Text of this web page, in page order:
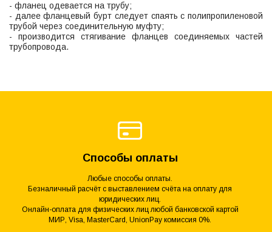
- фланец одевается на трубу;
- далее фланцевый бурт следует спаять с полипропиленовой
трубой через соединительную муфту;
- производится стягивание фланцев соединяемых частей
трубопровода.
Способы оплаты
Любые способы оплаты.
Безналичный расчёт с выставлением счёта на оплату для
юридических лиц.
Онлайн-оплата для физических лиц любой банковской картой
МИР, Visa, MasterCard, UnionPay комиссия 0%.